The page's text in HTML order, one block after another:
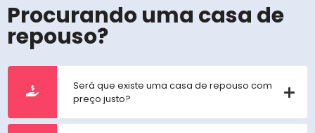
Procurando uma casa de
repouso?
Será que existe uma casa de repouso com
preço justo?